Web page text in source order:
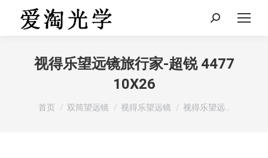
Search:
视得乐望远镜旅行家-超锐 4477
10X26
您在这里：
首页 双筒望远镜 视得乐望远镜 视得乐望远…